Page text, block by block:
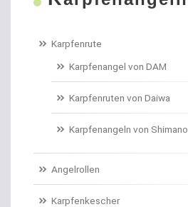
Brandungs- / Weitwurfrollen
Brandungsbleie
Karpfenrute
Karpfenangel von DAM
Karpfenruten von Daiwa
Karpfenangeln von Shimano
Angelrollen
Karpfenkescher